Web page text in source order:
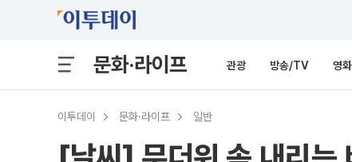
문화·라이프 관광 방송/TV 영화
이투데이 문화·라이프 일반